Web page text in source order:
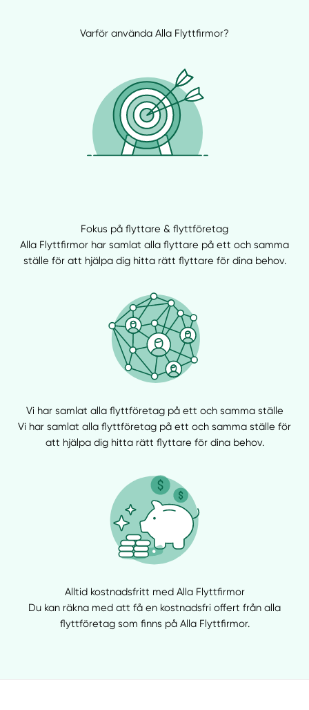
Varför använda Alla Flyttfirmor?
Fokus på flyttare & flyttföretag
Alla Flyttfirmor har samlat alla flyttare på ett och samma
ställe för att hjälpa dig hitta rätt flyttare för dina behov.
Vi har samlat alla flyttföretag på ett och samma ställe
Vi har samlat alla flyttföretag på ett och samma ställe för
att hjälpa dig hitta rätt flyttare för dina behov.
Alltid kostnadsfritt med Alla Flyttfirmor
Du kan räkna med att få en kostnadsfri offert från alla
flyttföretag som finns på Alla Flyttfirmor.